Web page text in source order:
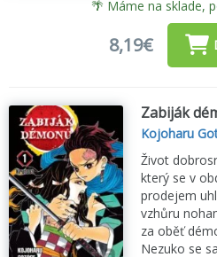
🌴 Máme na sklade,
8,19€
Zabiják
Kojoharu
Život
který se v
prodejem
vzhůru
za oběť
Nezuko se